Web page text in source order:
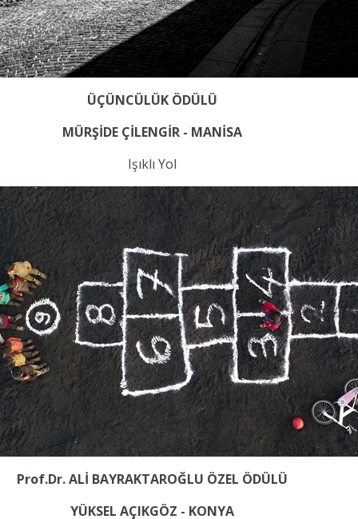
ÜÇÜNCÜLÜK ÖDÜLÜ
MÜRŞİDE ÇİLENGİR - MANİSA
Işıklı Yol
Prof.Dr. ALİ BAYRAKTAROĞLU ÖZEL ÖDÜLÜ
YÜKSEL AÇIKGÖZ - KONYA